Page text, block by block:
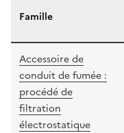
Famille
Accessoire de
conduit de fumée :
procédé de
filtration
électrostatique